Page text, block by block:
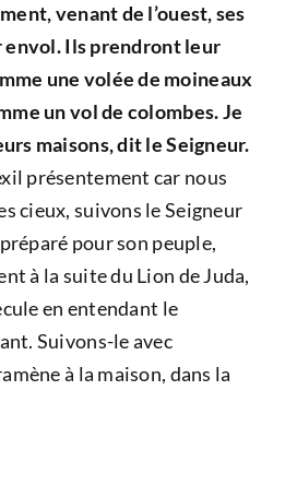
venant de l’ouest, ses
Ils prendront leur
une volée de moineaux
un vol de colombes. Je
maisons, dit le Seigneur.
présentement car nous
cieux, suivons le Seigneur
pour son peuple,
à la suite du Lion de Juda,
en entendant le
Suivons-le avec
à la maison, dans la